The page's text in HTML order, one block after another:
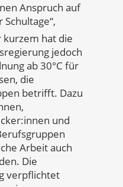
Anspruch auf
kurzem hat die
jedoch
ab 30°C für
die
betrifft. Dazu
und
Arbeit auch
Die
verpflichtet